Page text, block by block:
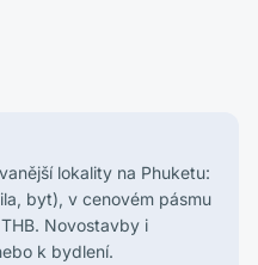
lokality na Phuketu:
byt), v cenovém pásmu
Novostavby i
k bydlení.